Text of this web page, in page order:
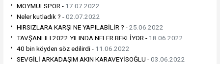
MOYMULSPOR - 17.07.2022
Neler kutladık ? -02.07.2022
HIRSIZLARA KARŞI NE YAPILABİLİR ? -25.06.2022
TAVŞANLILI 2022 YILINDA NELER BEKLİYOR - 18.06.2022
40 bin köyden söz edilirdi - 11.06.2022
SEVGİLİ ARKADAŞIM AKIN KARAVEYİSOĞLU -03.06.2022